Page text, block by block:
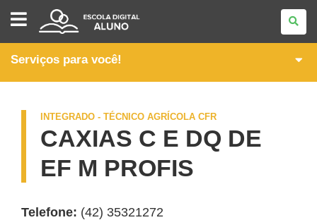
ITINERÁRIOS
FORMATIVOS
DA
FORMAÇÃO
TÉCNICA
E
Serviços para você!
INTEGRADO - TÉCNICO AGRÍCOLA CFR
CAXIAS C E DQ DE
EF M PROFIS
Telefone: (42) 35321272